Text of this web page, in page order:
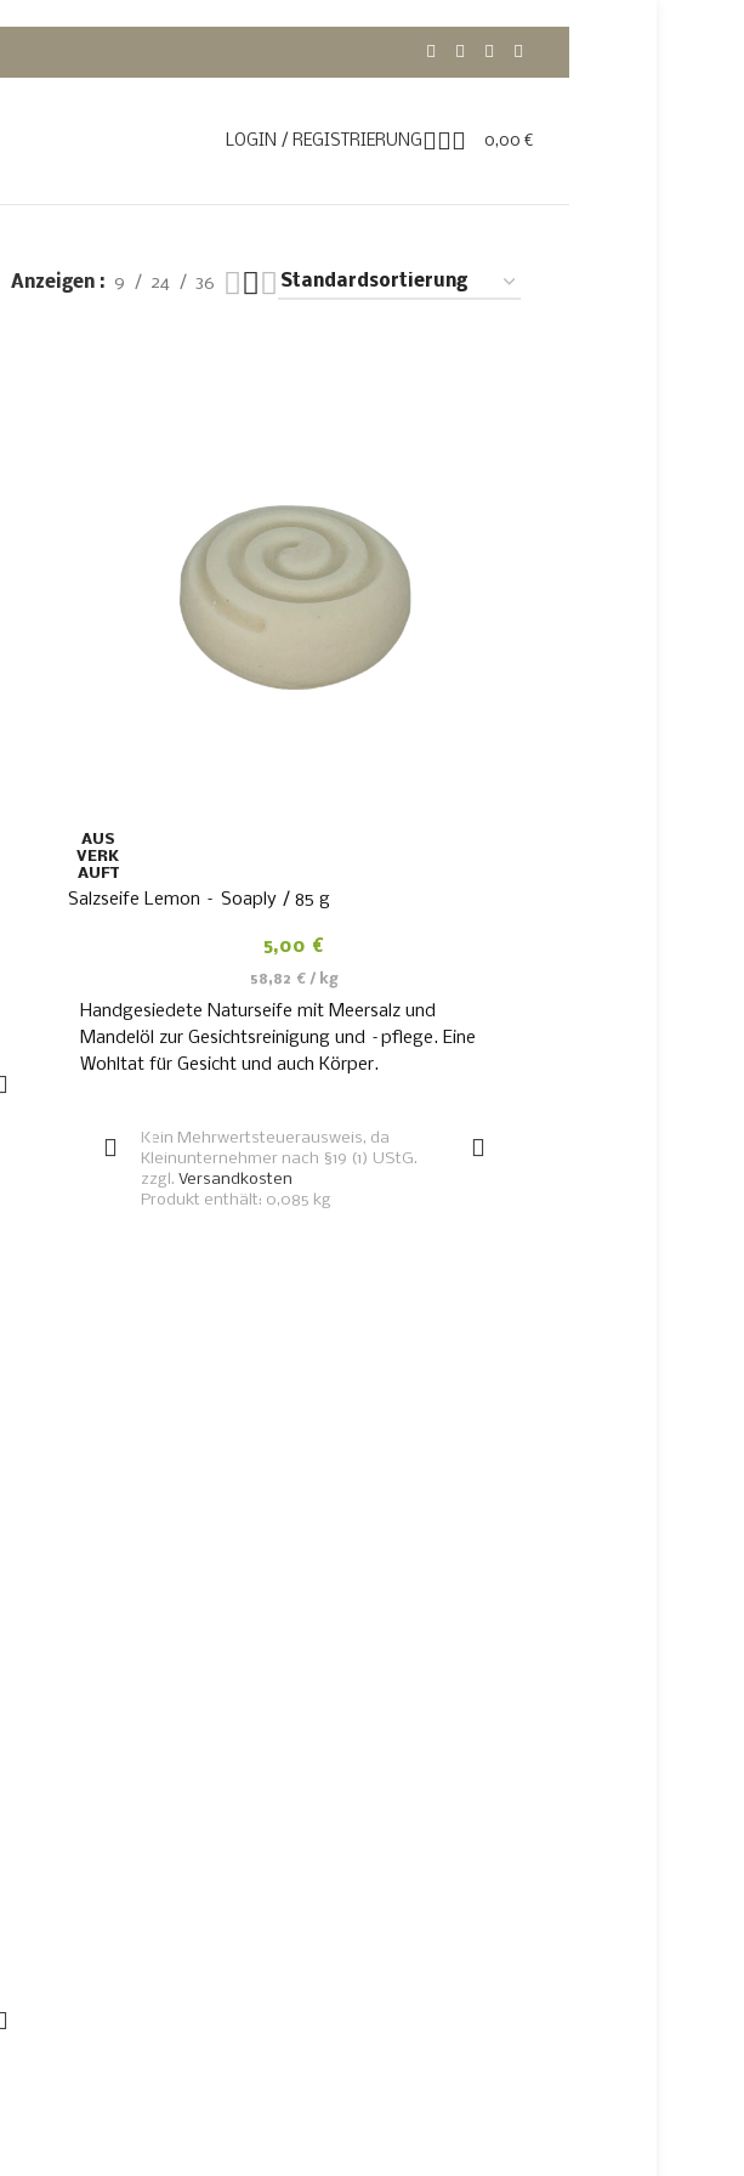
LOGIN / REGISTRIERUNG 0,00 €
Anzeigen 9 24 36
AUS
VERK
AUFT
Salzseife Lemon – Soaply / 85 g
5,00 €
58,82 € / kg
Handgesiedete Naturseife mit Meersalz und
Mandelöl zur Gesichtsreinigung und –pflege. Eine
Wohltat für Gesicht und auch Körper.
Kein Mehrwertsteuerausweis, da
Kleinunternehmer nach §19 (1) UStG.
zzgl. Versandkosten
Produkt enthält: 0,085 kg